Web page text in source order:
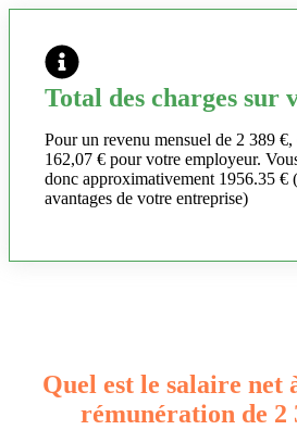
Total des charges sur
Pour un revenu mensuel de 2 389 €,
162,07 € pour votre employeur.
donc approximativement 1956.35 €
avantages de votre entreprise)
Quel est le salaire net
rémunération de 2